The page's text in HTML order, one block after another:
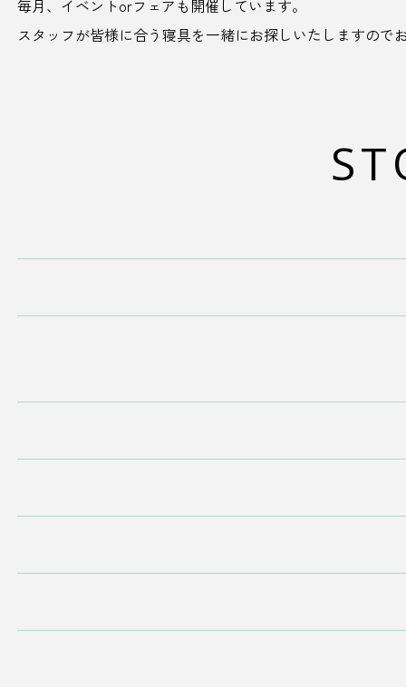
毎月、イベントorフェアも開催しています。
スタッフが皆様に合う寝具を一緒にお探しいたしますので